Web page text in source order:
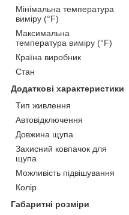
Мінімальна температура
виміру (°F)
Максимальна
температура виміру (°F)
Країна виробник
Стан
Додаткові характеристики
Тип живлення
Автовідключення
Довжина щупа
Захисний ковпачок для
щупа
Можливість підвішування
Колір
Габаритні розміри